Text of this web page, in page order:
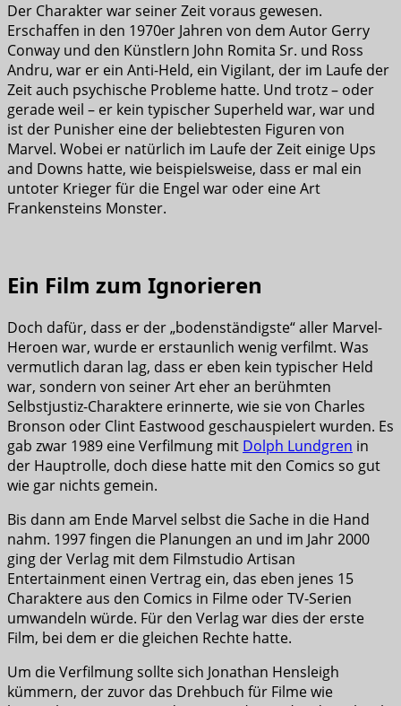
Der Charakter war seiner Zeit voraus gewesen.
Erschaffen in den 1970er Jahren von dem Autor Gerry
Conway und den Künstlern John Romita Sr. und Ross
Andru, war er ein Anti-Held, ein Vigilant, der im Laufe der
Zeit auch psychische Probleme hatte. Und trotz – oder
gerade weil – er kein typischer Superheld war, war und
ist der Punisher eine der beliebtesten Figuren von
Marvel. Wobei er natürlich im Laufe der Zeit einige Ups
and Downs hatte, wie beispielsweise, dass er mal ein
untoter Krieger für die Engel war oder eine Art
Frankensteins Monster.
Ein Film zum Ignorieren
Doch dafür, dass er der „bodenständigste“ aller Marvel-
Heroen war, wurde er erstaunlich wenig verfilmt. Was
vermutlich daran lag, dass er eben kein typischer Held
war, sondern von seiner Art eher an berühmten
Selbstjustiz-Charaktere erinnerte, wie sie von Charles
Bronson oder Clint Eastwood geschauspielert wurden. Es
gab zwar 1989 eine Verfilmung mit Dolph Lundgren in
der Hauptrolle, doch diese hatte mit den Comics so gut
wie gar nichts gemein.
Bis dann am Ende Marvel selbst die Sache in die Hand
nahm. 1997 fingen die Planungen an und im Jahr 2000
ging der Verlag mit dem Filmstudio Artisan
Entertainment einen Vertrag ein, das eben jenes 15
Charaktere aus den Comics in Filme oder TV-Serien
umwandeln würde. Für den Verlag war dies der erste
Film, bei dem er die gleichen Rechte hatte.
Um die Verfilmung sollte sich Jonathan Hensleigh
kümmern, der zuvor das Drehbuch für Filme wie